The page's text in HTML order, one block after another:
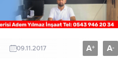
09.11.2017 A+ A-